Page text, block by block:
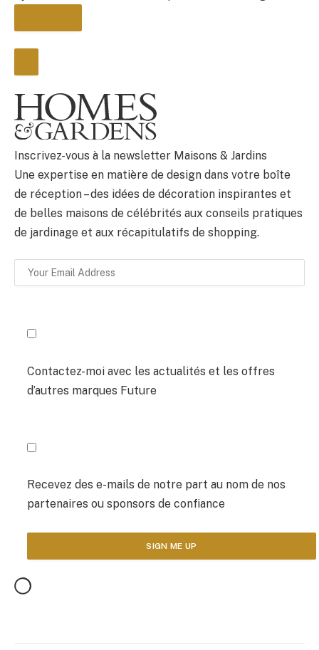
BULLETIN
Inscrivez-vous à la newsletter Maisons & Jardins
Une expertise en matière de design dans votre boîte
de réception – des idées de décoration inspirantes et
de belles maisons de célébrités aux conseils pratiques
de jardinage et aux récapitulatifs de shopping.
Contactez-moi avec les actualités et les offres
d’autres marques Future
Recevez des e-mails de notre part au nom de nos
partenaires ou sponsors de confiance